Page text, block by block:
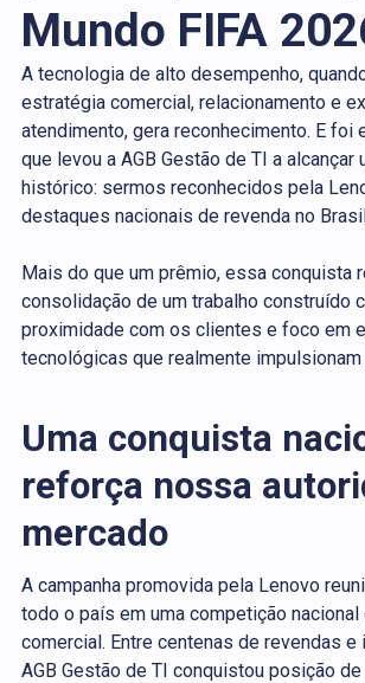
Mundo FIFA
A tecnologia de alto desempenho,
estratégia comercial, relacionamento e
atendimento, gera reconhecimento. E foi
que levou a AGB Gestão de TI a alcançar
histórico: sermos reconhecidos pela
destaques nacionais de revenda no
Mais do que um prêmio, essa conquista
consolidação de um trabalho construído
proximidade com os clientes e foco em
tecnológicas que realmente
Uma conquista
reforça nossa
mercado
A campanha promovida pela Lenovo
todo o país em uma competição
comercial. Entre centenas de revendas e
AGB Gestão de TI conquistou posição